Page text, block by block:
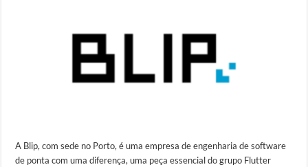
A Blip, com sede no Porto, é uma empresa de engenharia de software
de ponta com uma diferença, uma peça essencial do grupo Flutter